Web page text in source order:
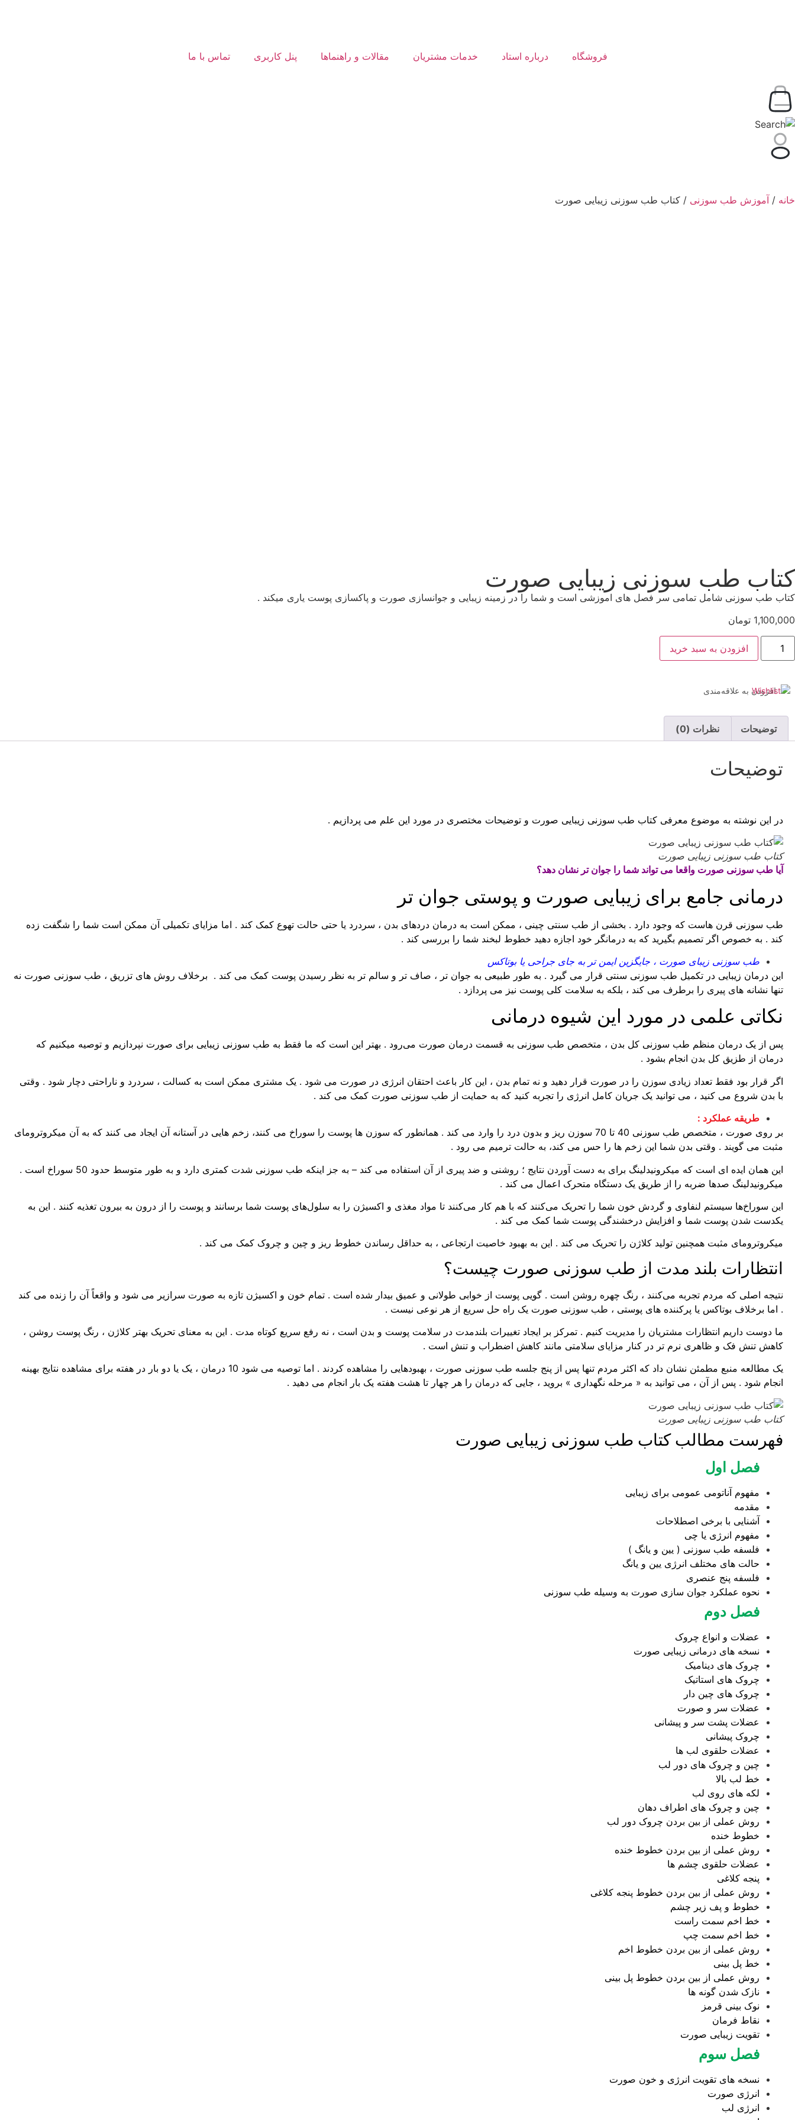
فروشگاه درباره استاد خدمات مشتریان مقالات و راهنماها پنل کاربری تماس با ما
خانه / آموزش طب سوزنی / کتاب طب سوزنی زیبایی صورت
کتاب طب سوزنی زیبایی صورت
کتاب طب سوزنی شامل تمامی سر فصل های اموزشی است و شما را در زمینه زیبایی و جوانسازی صورت و پاکسازی پوست یاری میکند .
1,100,000 تومان
افزودن به سبد خرید
افزودن به علاقه‌مندی
توضیحات نظرات (0)
توضیحات
در این نوشته به موضوع معرفی کتاب طب سوزنی زیبایی صورت و توضیحات مختصری در مورد این علم می پردازیم .
کتاب طب سوزنی زیبایی صورت
آیا طب سوزنی صورت واقعا می تواند شما را جوان تر نشان دهد؟
درمانی جامع برای زیبایی صورت و پوستی جوان تر
طب سوزنی قرن هاست که وجود دارد . بخشی از طب سنتی چینی ، ممکن است به درمان دردهای بدن ، سردرد یا حتی حالت تهوع کمک کند . اما مزایای تکمیلی آن ممکن است شما را شگفت زده
کند . به خصوص اگر تصمیم بگیرید که به درمانگر خود اجازه دهید خطوط لبخند شما را بررسی کند .
طب سوزنی زیبای صورت ، جایگزین ایمن تر به جای جراحی یا بوتاکس
این درمان زیبایی در تکمیل طب سوزنی سنتی قرار می گیرد . به طور طبیعی به جوان تر ، صاف تر و سالم تر به نظر رسیدن پوست کمک می کند . برخلاف روش های تزریق ، طب سوزنی صورت نه
تنها نشانه های پیری را برطرف می کند ، بلکه به سلامت کلی پوست نیز می پردازد .
نکاتی علمی در مورد این شیوه درمانی
پس از یک درمان منظم طب سوزنی کل بدن ، متخصص طب سوزنی به قسمت درمان صورت می‌رود . بهتر این است که ما فقط به طب سوزنی زیبایی برای صورت نپردازیم و توصیه میکنیم که
درمان از طزیق کل بدن انجام بشود .
اگر قرار بود فقط تعداد زیادی سوزن را در صورت قرار دهید و نه تمام بدن ، این کار باعث احتقان انرژی در صورت می شود . یک مشتری ممکن است به کسالت ، سردرد و ناراحتی دچار شود . وقتی
با بدن شروع می کنید ، می توانید یک جریان کامل انرژی را تجربه کنید که به حمایت از طب سوزنی صورت کمک می کند .
طریقه عملکرد :
بر روی صورت ، متخصص طب سوزنی 40 تا 70 سوزن ریز و بدون درد را وارد می کند . همانطور که سوزن ها پوست را سوراخ می کنند، زخم هایی در آستانه آن ایجاد می کنند که به آن میکروترومای
مثبت می گویند . وقتی بدن شما این زخم ها را حس می کند، به حالت ترمیم می رود .
این همان ایده ای است که میکرونیدلینگ برای به دست آوردن نتایج ؛ روشنی و ضد پیری از آن استفاده می کند – به جز اینکه طب سوزنی شدت کمتری دارد و به طور متوسط حدود 50 سوراخ است .
میکرونیدلینگ صدها ضربه را از طریق یک دستگاه متحرک اعمال می کند .
این سوراخ‌ها سیستم لنفاوی و گردش خون شما را تحریک می‌کنند که با هم کار می‌کنند تا مواد مغذی و اکسیژن را به سلول‌های پوست شما برسانند و پوست را از درون به بیرون تغذیه کنند . این به
یکدست شدن پوست شما و افزایش درخشندگی پوست شما کمک می کند .
میکروترومای مثبت همچنین تولید کلاژن را تحریک می کند . این به بهبود خاصیت ارتجاعی ، به حداقل رساندن خطوط ریز و چین و چروک کمک می کند .
انتظارات بلند مدت از طب سوزنی صورت چیست؟
نتیجه اصلی که مردم تجربه می‌کنند ، رنگ چهره روشن است . گویی پوست از خوابی طولانی و عمیق بیدار شده است . تمام خون و اکسیژن تازه به صورت سرازیر می شود و واقعاً آن را زنده می کند
. اما برخلاف بوتاکس یا پرکننده های پوستی ، طب سوزنی صورت یک راه حل سریع از هر نوعی نیست .
ما دوست داریم انتظارات مشتریان را مدیریت کنیم . تمرکز بر ایجاد تغییرات بلندمدت در سلامت پوست و بدن است ، نه رفع سریع کوتاه مدت . این به معنای تحریک بهتر کلاژن ، رنگ پوست روشن ،
کاهش تنش فک و ظاهری نرم‌ تر در کنار مزایای سلامتی مانند کاهش اضطراب و تنش است .
یک مطالعه منبع مطمئن نشان داد که اکثر مردم تنها پس از پنج جلسه طب سوزنی صورت ، بهبودهایی را مشاهده کردند . اما توصیه می شود 10 درمان ، یک یا دو بار در هفته برای مشاهده نتایج بهینه
انجام شود . پس از آن ، می توانید به « مرحله نگهداری » بروید ، جایی که درمان را هر چهار تا هشت هفته یک بار انجام می دهید .
کتاب طب سوزنی زیبایی صورت
فهرست مطالب کتاب طب سوزنی زیبایی صورت
فصل اول
مفهوم آناتومی عمومی برای زیبایی
مقدمه
آشنایی با برخی اصطلاحات
مفهوم انرژی یا چی
فلسفه طب سوزنی ( یین و یانگ )
حالت های مختلف انرژی یین و یانگ
فلسفه پنج عنصری
نحوه عملکرد جوان سازی صورت به وسیله طب سوزنی
فصل دوم
عضلات و انواع چروک
نسخه های درمانی زیبایی صورت
چروک های دینامیک
چروک های استاتیک
چروک های چین دار
عضلات سر و صورت
عضلات پشت سر و پیشانی
چروک پیشانی
عضلات حلقوی لب ها
چین و چروک های دور لب
خط لب بالا
لکه های روی لب
چین و چروک های اطراف دهان
روش عملی از بین بردن چروک دور لب
خطوط خنده
روش عملی از بین بردن خطوط خنده
عضلات حلقوی چشم ها
پنجه کلاغی
روش عملی از بین بردن خطوط پنجه کلاغی
خطوط و پف زیر چشم
خط اخم سمت راست
خط اخم سمت چپ
روش عملی از بین بردن خطوط اخم
خط پل بینی
روش عملی از بین بردن خطوط پل بینی
نازک شدن گونه ها
نوک بینی قرمز
نقاط فرمان
تقویت زیبایی صورت
فصل سوم
نسخه های تقویت انرژی و خون صورت
انرژی صورت
انرژی لب